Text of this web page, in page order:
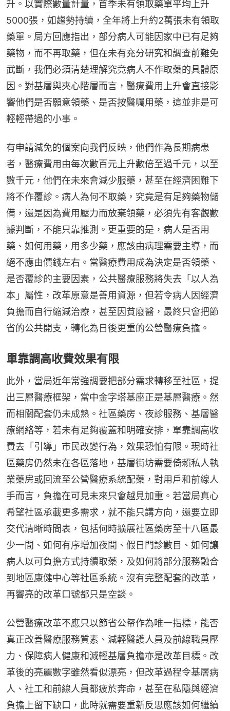
升。以實際數量計量，首季未有領取藥單平均上升
5000張，如趨勢持續，全年將上升約2萬張未有領取
藥單。局方回應指出，部分病人可能因家中已有足夠
藥物，而不再取藥，但在未有充分研究和調查前難免
武斷，我們必須清楚理解究竟病人不作取藥的具體原
因。對基層與夾心階層而言，醫療費用上升會直接影
響他們是否願意領藥、是否按醫囑用藥，這並非是可
輕輕帶過的小事。
有申請減免的個案向我們反映，他們作為長期病患
者，醫療費用由每次數百元上升數倍至過千元，以至
數千元，他們在未來會減少服藥，甚至在經濟困難下
將不作覆診。病人為何不取藥，究竟是有足夠藥物儲
備，還是因為費用壓力而放棄領藥，必須先有客觀數
據判斷，不能只靠推測。更重要的是，病人是否用
藥、如何用藥，用多少藥，應該由病理需要主導，而
絕不應由價錢左右。當醫療費用成為決定是否領藥、
是否覆診的主要因素，公共醫療服務將失去「以人為
本」屬性，改革原意是善用資源，但若令病人因經濟
負擔而自行縮減治療，甚至因貧廢醫，最終只會把節
省的公共開支，轉化為日後更重的公營醫療負擔。
單靠調高收費效果有限
此外，當局近年常強調要把部分需求轉移至社區，提
出三層醫療框架，當中金字塔基座正是基層醫療。然
而相關配套仍未成熟。社區藥房、夜診服務、基層醫
療網絡等，若未有足夠覆蓋和明確安排，單靠調高收
費去「引導」市民改變行為，效果恐怕有限。現時社
區藥房仍然未在各區落地，基層街坊需要倚賴私人執
業藥房或回流至公營醫療系統配藥，對用戶和前線人
手而言，負擔在可見未來只會越見加重。若當局真心
希望社區承載更多需求，就不能只講方向，還要立即
交代清晰時間表，包括何時擴展社區藥房至十八區最
少一間、如何有序增加夜間、假日門診數目、如何讓
病人以可負擔方式持續取藥，及如何將部分服務融合
到地區康健中心等社區系統。沒有完整配套的改革，
再響亮的改革口號都只是空談。
公營醫療改革不應只以節省公帑作為唯一指標，能否
真正改善醫療服務質素、減輕醫護人員及前線職員壓
力、保障病人健康和減輕基層負擔亦是改革目標。改
革後的亮麗數字雖然看似漂亮，但改革過程令基層病
人、社工和前線人員都疲於奔命，甚至在私隱與經濟
負擔上留下缺口，此時就需要重新反思應該如何繼續